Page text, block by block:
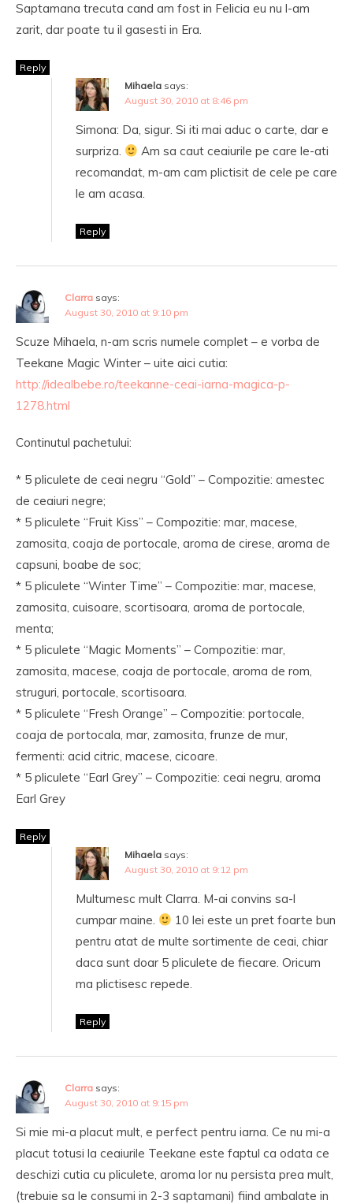
Saptamana trecuta cand am fost in Felicia eu nu l-am
zarit, dar poate tu il gasesti in Era.
Reply
Mihaela says:
August 30, 2010 at 8:46 pm
Simona: Da, sigur. Si iti mai aduc o carte, dar e
surpriza.
Am sa caut ceaiurile pe care le-ati
recomandat, m-am cam plictisit de cele pe care
le am acasa.
Reply
Clarra says:
August 30, 2010 at 9:10 pm
Scuze Mihaela, n-am scris numele complet – e vorba de
Teekane Magic Winter – uite aici cutia:
http://idealbebe.ro/teekanne-ceai-iarna-magica-p-
1278.html
Continutul pachetului:
* 5 pliculete de ceai negru “Gold” – Compozitie: amestec
de ceaiuri negre;
* 5 pliculete “Fruit Kiss” – Compozitie: mar, macese,
zamosita, coaja de portocale, aroma de cirese, aroma de
capsuni, boabe de soc;
* 5 pliculete “Winter Time” – Compozitie: mar, macese,
zamosita, cuisoare, scortisoara, aroma de portocale,
menta;
* 5 pliculete “Magic Moments” – Compozitie: mar,
zamosita, macese, coaja de portocale, aroma de rom,
struguri, portocale, scortisoara.
* 5 pliculete “Fresh Orange” – Compozitie: portocale,
coaja de portocala, mar, zamosita, frunze de mur,
fermenti: acid citric, macese, cicoare.
* 5 pliculete “Earl Grey” – Compozitie: ceai negru, aroma
Earl Grey
Reply
Mihaela says:
August 30, 2010 at 9:12 pm
Multumesc mult Clarra. M-ai convins sa-l
cumpar maine.
10 lei este un pret foarte bun
pentru atat de multe sortimente de ceai, chiar
daca sunt doar 5 pliculete de fiecare. Oricum
ma plictisesc repede.
Reply
Clarra says:
August 30, 2010 at 9:15 pm
Si mie mi-a placut mult, e perfect pentru iarna. Ce nu mi-a
placut totusi la ceaiurile Teekane este faptul ca odata ce
deschizi cutia cu pliculete, aroma lor nu persista prea mult,
(trebuie sa le consumi in 2-3 saptamani) fiind ambalate in